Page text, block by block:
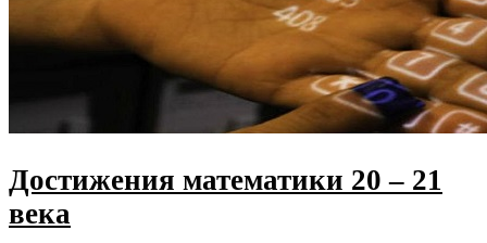
Достижения математики 20 – 21
века